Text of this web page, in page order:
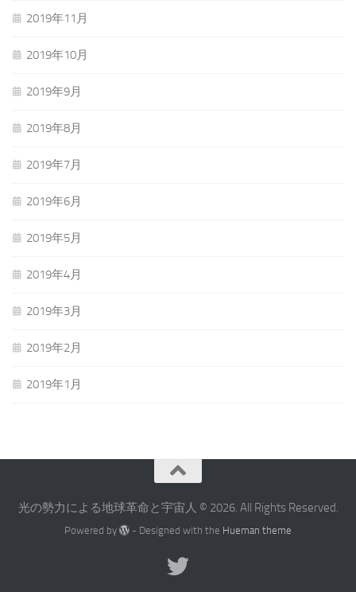
2019年11月
2019年10月
2019年9月
2019年8月
2019年7月
2019年6月
2019年5月
2019年4月
2019年3月
2019年2月
2019年1月
光の勢力による地球革命と宇宙人 © 2026. All Rights Reserved.
Powered by - Designed with the Hueman theme